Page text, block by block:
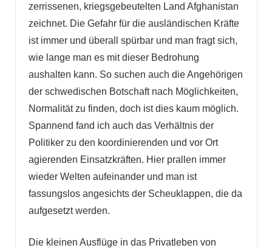
zerrissenen, kriegsgebeutelten Land Afghanistan
zeichnet. Die Gefahr für die ausländischen Kräfte
ist immer und überall spürbar und man fragt sich,
wie lange man es mit dieser Bedrohung
aushalten kann. So suchen auch die Angehörigen
der schwedischen Botschaft nach Möglichkeiten,
Normalität zu finden, doch ist dies kaum möglich.
Spannend fand ich auch das Verhältnis der
Politiker zu den koordinierenden und vor Ort
agierenden Einsatzkräften. Hier prallen immer
wieder Welten aufeinander und man ist
fassungslos angesichts der Scheuklappen, die da
aufgesetzt werden.
Die kleinen Ausflüge in das Privatleben von